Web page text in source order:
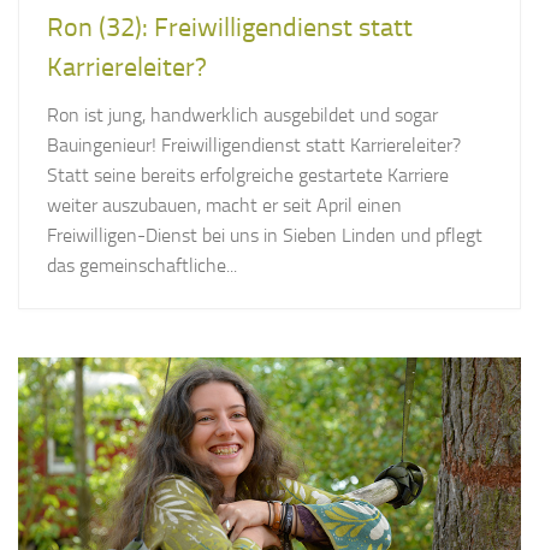
Ron (32): Freiwilligendienst statt
Karriereleiter?
Ron ist jung, handwerklich ausgebildet und sogar
Bauingenieur! Freiwilligendienst statt Karriereleiter?
Statt seine bereits erfolgreiche gestartete Karriere
weiter auszubauen, macht er seit April einen
Freiwilligen-Dienst bei uns in Sieben Linden und pflegt
das gemeinschaftliche...